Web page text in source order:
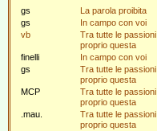
gs
La parola proibita
gs
In campo con voi
vb
Tra tutte le passioni,
proprio questa
finelli
In campo con voi
gs
Tra tutte le passioni,
proprio questa
MCP
Tra tutte le passioni,
proprio questa
.mau.
Tra tutte le passioni,
proprio questa